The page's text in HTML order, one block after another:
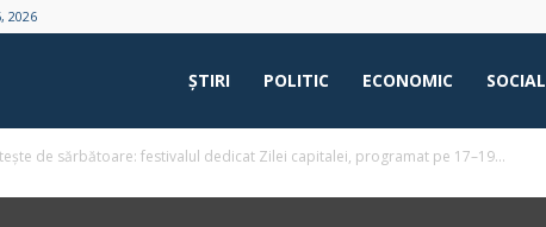
2026
ŞTIRI POLITIC ECONOMIC SOCIAL
de sărbătoare: festivalul dedicat Zilei capitalei, programat pe 17–19...